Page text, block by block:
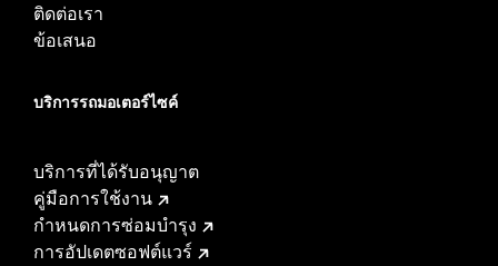
ติดต่อเรา
ข้อเสนอ
บริการรถมอเตอร์ไซค์​
บริการที่ได้รับอนุญาต
คู่มือการใช้งาน
กำหนดการซ่อมบำรุง
การอัปเดตซอฟต์แวร์